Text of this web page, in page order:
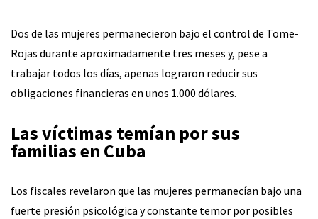
Dos de las mujeres permanecieron bajo el control de Tome-
Rojas durante aproximadamente tres meses y, pese a
trabajar todos los días, apenas lograron reducir sus
obligaciones financieras en unos 1.000 dólares.
Las víctimas temían por sus
familias en Cuba
Los fiscales revelaron que las mujeres permanecían bajo una
fuerte presión psicológica y constante temor por posibles